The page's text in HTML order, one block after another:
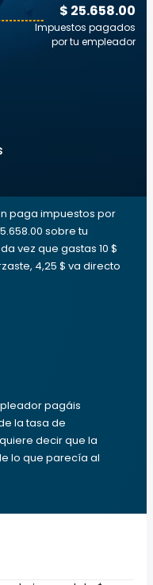
$ 25.658.00
Impuestos pagados
por tu empleador
paga impuestos por
sobre tu
vez que gastas 10 $
4,25 $ va directo
pagáis
la tasa de
decir que la
lo que parecía al